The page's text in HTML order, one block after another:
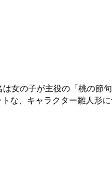
女の子が主役の「桃の節
な、キャラクター雛人形